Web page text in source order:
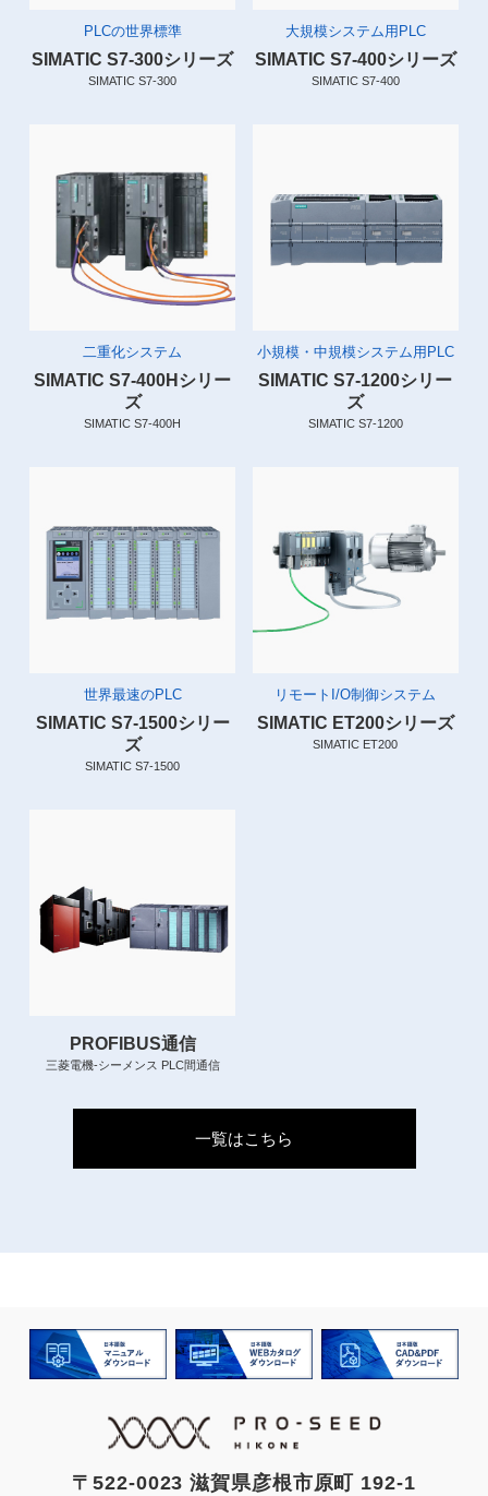
PLCの世界標準
SIMATIC S7-300シリーズ
SIMATIC S7-300
大規模システム用PLC
SIMATIC S7-400シリーズ
SIMATIC S7-400
二重化システム
SIMATIC S7-400Hシリー
ズ
SIMATIC S7-400H
小規模・中規模システム用PLC
SIMATIC S7-1200シリー
ズ
SIMATIC S7-1200
世界最速のPLC
SIMATIC S7-1500シリー
ズ
SIMATIC S7-1500
リモートI/O制御システム
SIMATIC ET200シリーズ
SIMATIC ET200
PROFIBUS通信
三菱電機-シーメンス PLC間通信
一覧はこちら
〒522-0023 滋賀県彦根市原町 192-1